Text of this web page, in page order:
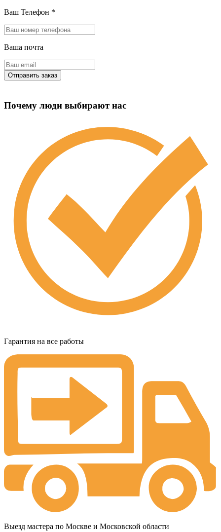
Ваш Телефон *
Ваша почта
Почему люди выбирают нас
Гарантия на все работы
Выезд мастера по Москве и Московской области